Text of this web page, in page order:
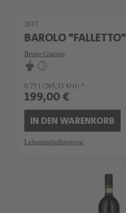
2017
BAROLO "FALLETTO"
Bruno Giacosa
0.75 l (265,33 €/1l) *
199,00 €
IN DEN WARENKORB
Lebensmittelhinweise